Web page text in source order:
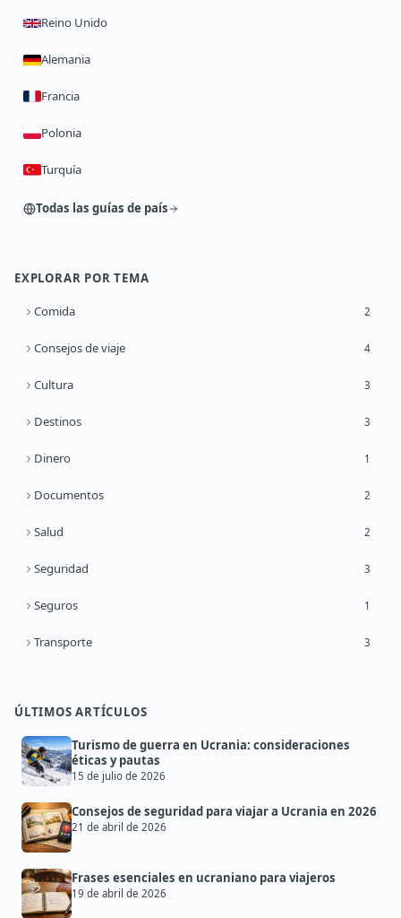
Reino Unido
Alemania
Francia
Polonia
Turquía
Todas las guías de país
EXPLORAR POR TEMA
Comida 2
Consejos de viaje 4
Cultura 3
Destinos 3
Dinero 1
Documentos 2
Salud 2
Seguridad 3
Seguros 1
Transporte 3
ÚLTIMOS ARTÍCULOS
Turismo de guerra en Ucrania: consideraciones
éticas y pautas
15 de julio de 2026
Consejos de seguridad para viajar a Ucrania en 2026
21 de abril de 2026
Frases esenciales en ucraniano para viajeros
19 de abril de 2026